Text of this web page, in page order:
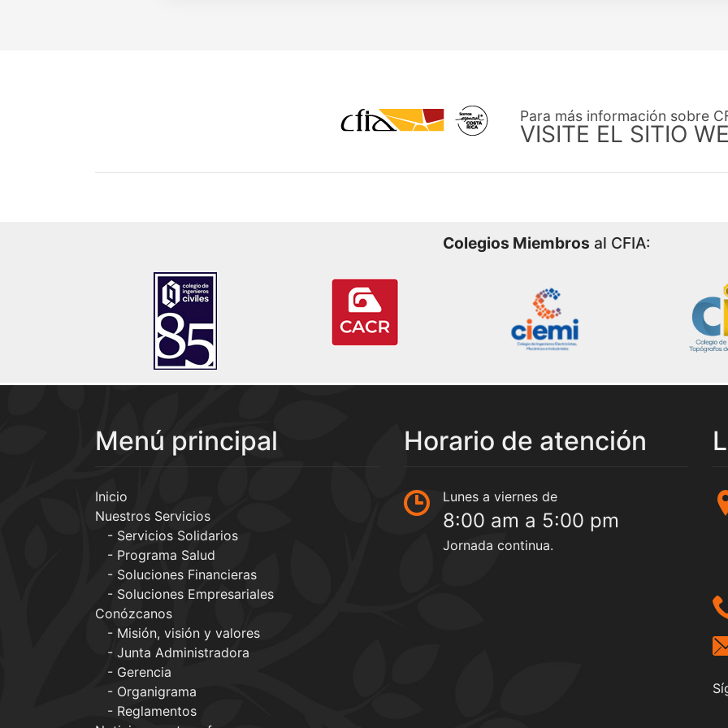
Para más información sobre
VISITE EL SITIO
Colegios Miembros al CFIA:
Menú principal
Inicio
Nuestros Servicios
Servicios Solidarios
Programa Salud
Soluciones Financieras
Soluciones Empresariales
Conózcanos
Misión, visión y valores
Junta Administradora
Gerencia
Organigrama
Reglamentos
Horario de atención
Lunes a viernes de
8:00 am a 5:00 pm
Jornada continua.